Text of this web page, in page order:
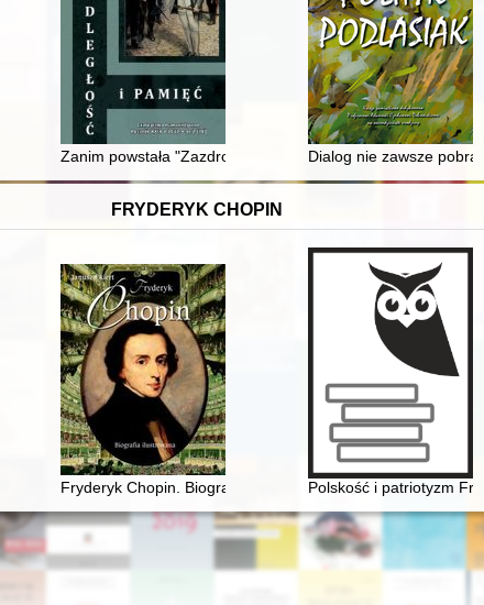
- "...Droga obowiązku, honoru, cnoty i popędów szlachetnych..." :
Zanim powstała "Zazdrość i medycyna" : pół wieku temu, 24
Dialog nie zawsze
FRYDERYK CHOPIN
Fryderyka Chopina
Fryderyk Chopin. Biografia ilustrowanaPolskość i patriotyzm